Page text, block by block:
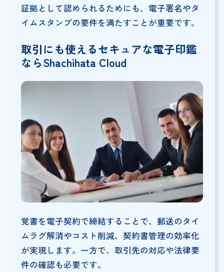
証拠として認められるためにも、電子署名やタ
イムスタンプの要件を満たすことが重要です。
取引にも使えるセキュアな電子印鑑
ならShachihata Cloud
覚書を電子契約で締結することで、郵送のタイ
ムラグ解消やコスト削減、契約書管理の効率化
が実現します。一方で、取引先の対応や法律要
件の確認も必要です。